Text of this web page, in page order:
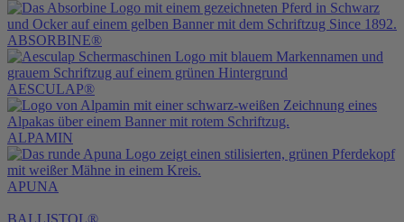
ABSORBINE®
AESCULAP®
ALPAMIN
APUNA
BALLISTOL®